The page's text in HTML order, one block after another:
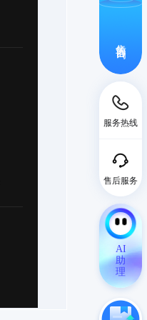
服务热线
售后服务
AI
助
理